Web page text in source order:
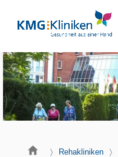
Rehakliniken